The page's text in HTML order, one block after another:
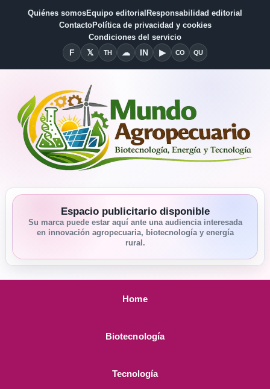
Quiénes somosEquipo editorial Responsabilidad editorial
ContactoPolítica de privacidad y cookies
Condiciones del servicio
FFacebook
𝕏
X THThreads
☁Bluesky
INLinkedin
▶YouTube
COCondiciones del Servicio
QUQuiénes somos
Espacio publicitario disponible
Su marca puede estar aquí ante una audiencia interesada
en innovación agropecuaria, biotecnología y energía
rural.
Home
Biotecnología
Tecnología